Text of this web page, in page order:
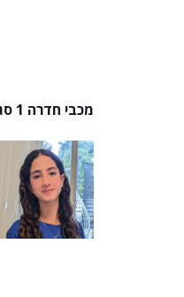
מכבי חדרה 1 סגל הקבוצה